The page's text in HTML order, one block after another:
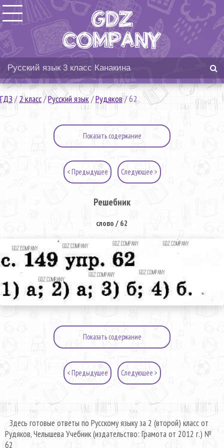
ГДЗ/2 класс/Русский язык/Рудяков/62
Показать содержание
< Предыдущее Следующее >
Решебник
слово / 62
Показать содержание
< Предыдущее Следующее >
Здесь готовые ответы по Русскому языку за 2 (второй) класс от
Рудяков, Челышева Учебник (издательство: Грамота от 2012 г.) №
62